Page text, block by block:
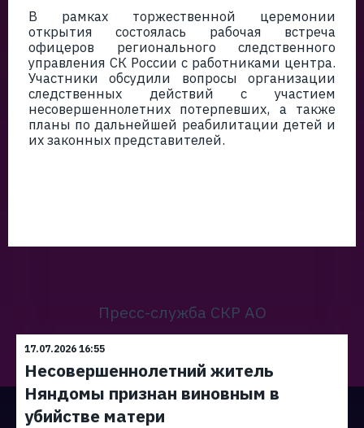
В рамках торжественной церемонии
открытия состоялась рабочая встреча
офицеров регионального следственного
управления СК России с работниками центра.
Участники обсудили вопросы организации
следственных действий с участием
несовершеннолетних потерпевших, а также
планы по дальнейшей реабилитации детей и
их законных представителей.
Пресс-служба СКР АО
17.07.2026 16:55
Несовершеннолетний житель
Няндомы признан виновным в
убийстве матери